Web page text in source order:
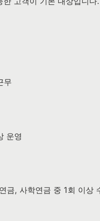
무
운영
금, 사학연금 중 1회 이상